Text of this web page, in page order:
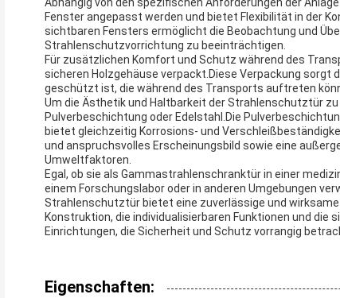
Abhängig von den spezifischen Anforderungen der
Fenster angepasst werden und bietet Flexibilität in der
sichtbaren Fensters ermöglicht die Beobachtung und
Strahlenschutzvorrichtung zu beeinträchtigen.
Für zusätzlichen Komfort und Schutz während des
sicheren Holzgehäuse verpackt.Diese Verpackung sorgt
geschützt ist, die während des Transports auftreten
Um die Ästhetik und Haltbarkeit der Strahlenschutztür
Pulverbeschichtung oder Edelstahl.Die
bietet gleichzeitig Korrosions- und
und anspruchsvolles Erscheinungsbild sowie eine
Umweltfaktoren.
Egal, ob sie als Gammastrahlenschranktür in einer
einem Forschungslabor oder in anderen Umgebungen
Strahlenschutztür bietet eine zuverlässige und
Konstruktion, die individualisierbaren Funktionen und die
Einrichtungen, die Sicherheit und Schutz vorrangig
Eigenschaften: